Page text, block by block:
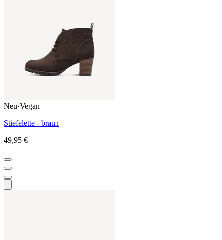
Neu·Vegan
Stiefelette - braun
49,95 €